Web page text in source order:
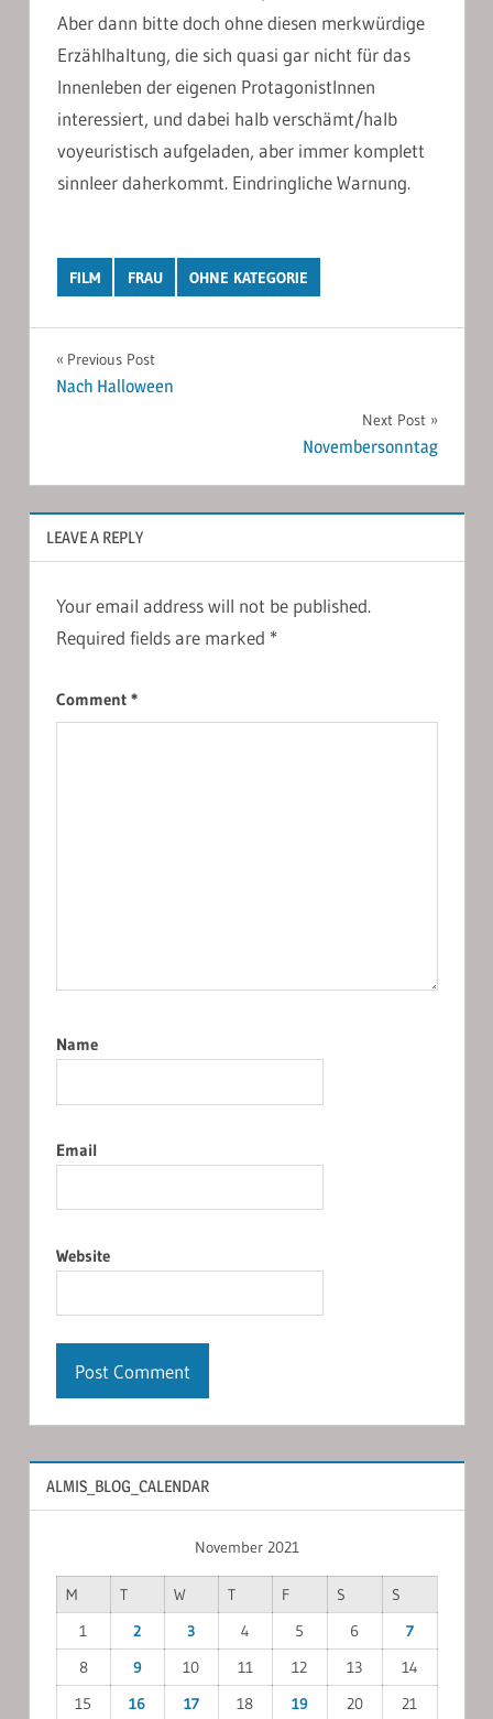
Aber dann bitte doch ohne diesen merkwürdige
Erzählhaltung, die sich quasi gar nicht für das
Innenleben der eigenen ProtagonistInnen
interessiert, und dabei halb verschämt/halb
voyeuristisch aufgeladen, aber immer komplett
sinnleer daherkommt. Eindringliche Warnung.
FILM FRAU OHNE KATEGORIE
Post
Previous Post
Nach Halloween
Next Post
Novembersonntag
LEAVE A REPLY
Your email address will not be published.
Required fields are marked *
Comment *
Name
Email
Website
ALMIS_BLOG_CALENDAR
November 2021
M T W T F S
S
1
2 3 4 5 6
7
8
9 10 11 12 13
14
15
16 17 18 19 20
21